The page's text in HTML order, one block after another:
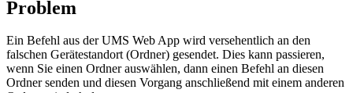
Problem
Ein Befehl aus der UMS Web App wird versehentlich an den
falschen Gerätestandort (Ordner) gesendet. Dies kann passieren,
wenn Sie einen Ordner auswählen, dann einen Befehl an diesen
Ordner senden und diesen Vorgang anschließend mit einem anderen